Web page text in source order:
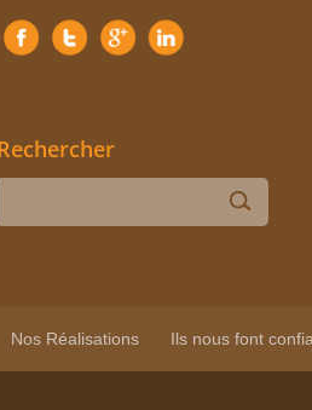
Nos Réalisations Ils nous font